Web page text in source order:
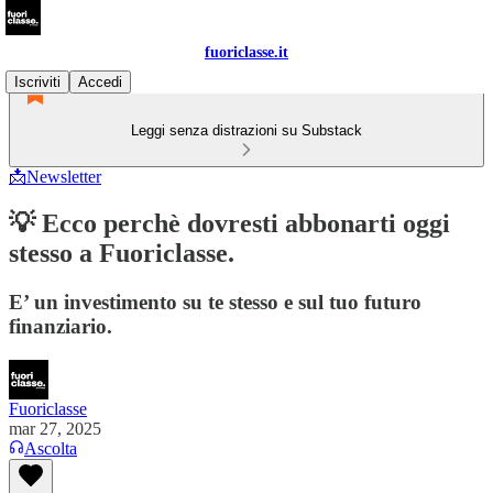
fuoriclasse.it
Iscriviti
Accedi
Leggi senza distrazioni su Substack
📩Newsletter
💡 Ecco perchè dovresti abbonarti oggi
stesso a Fuoriclasse.
E’ un investimento su te stesso e sul tuo futuro
finanziario.
Fuoriclasse
mar 27, 2025
Ascolta